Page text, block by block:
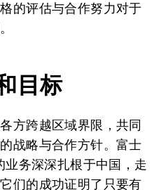
的评估与合作努力对于
目标
方跨越区域界限，共同
战略与合作方针。富士
业务深深扎根于中国，走
们的成功证明了只要有